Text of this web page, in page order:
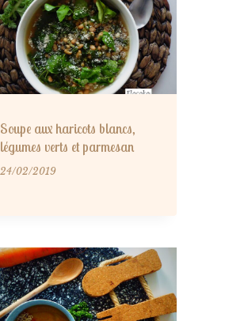
Soupe aux haricots blancs,
légumes verts et parmesan
24/02/2019